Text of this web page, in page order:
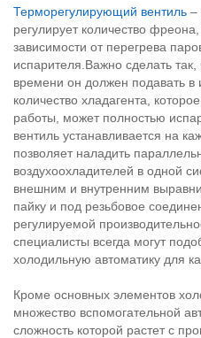
Терморегулирующий вентиль –
регулирует количество
зависимости от перегрева
испарителя.Важно сделать
времени он должен подавать в
количество хладагента,
работы, может полностью
вентиль устанавливается на
позволяет наладить
воздухоохладителей в одной
внешним и внутренним
пайку и под резьбовое
регулируемой
специалисты всегда могут
холодильную автоматику для
Кроме основных элементов
множество вспомогательной
сложность которой растет с